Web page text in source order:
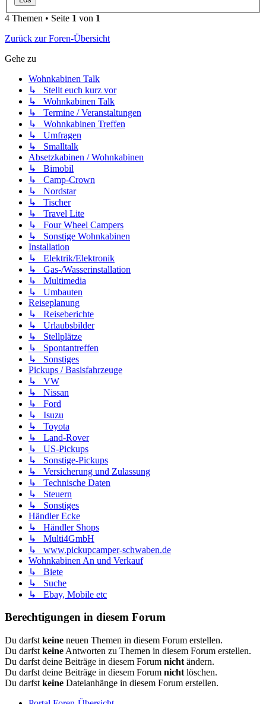
4 Themen • Seite 1 von 1
Zurück zur Foren-Übersicht
Gehe zu
Wohnkabinen Talk
↳ Stellt euch kurz vor
↳ Wohnkabinen Talk
↳ Termine / Veranstaltungen
↳ Wohnkabinen Treffen
↳ Umfragen
↳ Smalltalk
Absetzkabinen / Wohnkabinen
↳ Bimobil
↳ Camp-Crown
↳ Nordstar
↳ Tischer
↳ Travel Lite
↳ Four Wheel Campers
↳ Sonstige Wohnkabinen
Installation
↳ Elektrik/Elektronik
↳ Gas-/Wasserinstallation
↳ Multimedia
↳ Umbauten
Reiseplanung
↳ Reiseberichte
↳ Urlaubsbilder
↳ Stellplätze
↳ Spontantreffen
↳ Sonstiges
Pickups / Basisfahrzeuge
↳ VW
↳ Nissan
↳ Ford
↳ Isuzu
↳ Toyota
↳ Land-Rover
↳ US-Pickups
↳ Sonstige-Pickups
↳ Versicherung und Zulassung
↳ Technische Daten
↳ Steuern
↳ Sonstiges
Händler Ecke
↳ Händler Shops
↳ Multi4GmbH
↳ www.pickupcamper-schwaben.de
Wohnkabinen An und Verkauf
↳ Biete
↳ Suche
↳ Ebay, Mobile etc
Berechtigungen in diesem Forum
Du darfst keine neuen Themen in diesem Forum erstellen.
Du darfst keine Antworten zu Themen in diesem Forum erstellen.
Du darfst deine Beiträge in diesem Forum nicht ändern.
Du darfst deine Beiträge in diesem Forum nicht löschen.
Du darfst keine Dateianhänge in diesem Forum erstellen.